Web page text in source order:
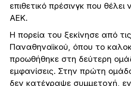
επιθετικό πρέσινγκ που
ΑΕΚ.
Η πορεία του ξεκίνησε από
Παναθηναϊκού, όπου το
προωθήθηκε στη δεύτερη
εμφανίσεις. Στην πρώτη
δεν κατέγραψε συμμετοχή,